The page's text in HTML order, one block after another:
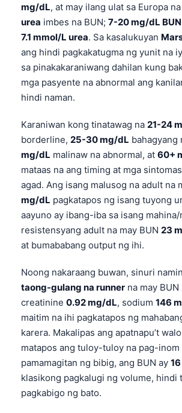
mg/dL, at may ilang ulat sa Europa
urea imbes na BUN; 7-20 mg/dL BUN
7.1 mmol/L urea. Sa kasalukuyan
ang hindi pagkakatugma ng yunit na
sa pinakakaraniwang dahilan kung
mga pasyente na abnormal ang
hindi naman.
Karaniwan kong tinatawag na 21-24
borderline, 25-30 mg/dL bahagyang
mg/dL malinaw na abnormal, at 60+
mataas na ang timing at mga
agad. Ang isang malusog na adult na
mg/dL pagkatapos ng isang tuyong
aayuno ay ibang-iba sa isang mahina/
resistensyang adult na may BUN 23
at bumababang output ng ihi.
Noong nakaraang buwan, sinuri
taong-gulang na runner na may BUN
creatinine 0.92 mg/dL, sodium 146
maitim na ihi pagkatapos ng
karera. Makalipas ang apatnapu’t
matapos ang tuloy-tuloy na pag-
pamamagitan ng bibig, ang BUN ay
klasikong pagkalugi ng volume, hindi
pagkabigo ng bato.